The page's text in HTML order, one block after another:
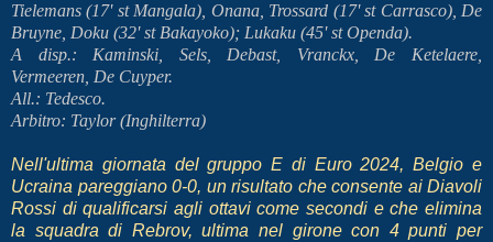
Tielemans (17' st Mangala), Onana, Trossard (17' st Carrasco), De
Bruyne, Doku (32' st Bakayoko); Lukaku (45' st Openda).
A disp.: Kaminski, Sels, Debast, Vranckx, De Ketelaere,
Vermeeren, De Cuyper.
All.: Tedesco.
Arbitro: Taylor (Inghilterra)
Nell'ultima giornata del gruppo E di Euro 2024, Belgio e
Ucraina pareggiano 0-0, un risultato che consente ai Diavoli
Rossi di qualificarsi agli ottavi come secondi e che elimina
la squadra di Rebrov, ultima nel girone con 4 punti per